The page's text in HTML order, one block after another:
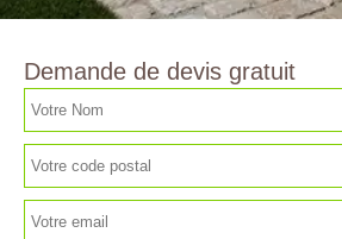
Demande de devis gratuit